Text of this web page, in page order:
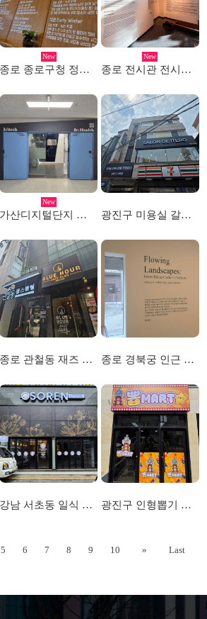
New
종로 종로구청 정원사의집 시트레터링 시공
New
종로 전시관 전시회 레터링 투명실사 작업
New
가산디지털단지 실내 스카시 간판 광진구 미용실 갈바채널 및 돌출간판 시공
종로 관철동 재즈 클럽 외부 간판 및 내부 아크릴 간판 시공 종로 경북궁 인근 전시회 레터링 시트 시공
강남 서초동 일식 레스토랑 채널 간판 및 시트선팅 광진구 인형뽑기 무인 매장 간판 및 선팅시공
5 6 7 8 9 10 » Last